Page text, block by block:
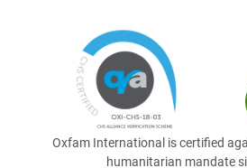
Oxfam International is certified
humanitarian mandate